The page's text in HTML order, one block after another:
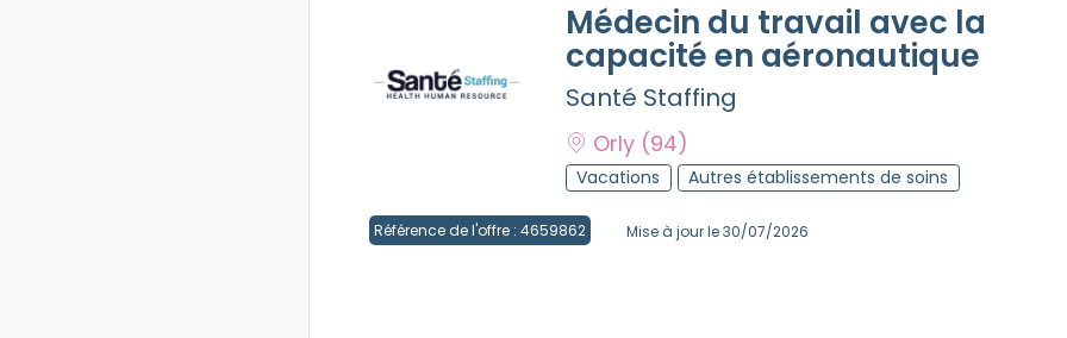
Médecin du travail avec la
capacité en aéronautique
Santé Staffing
Orly (94)
Vacations Autres établissements de soins
Référence de l'offre : 4659862 Mise à jour le 30/07/2026